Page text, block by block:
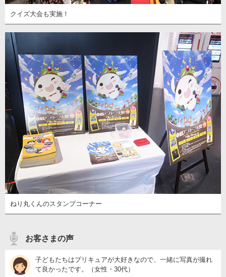
クイズ大会も実施！
ねり丸くんのスタンプコーナー
お客さまの声
子どもたちはプリキュアが大好きなので、一緒に写真が撮れ
て良かったです。（女性・30代）